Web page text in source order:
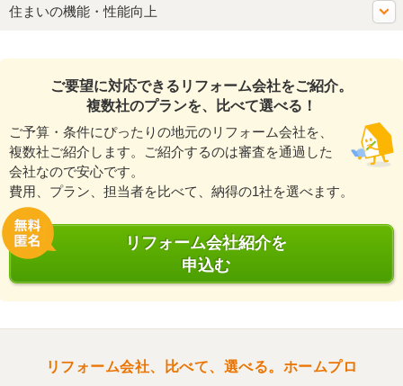
住まいの機能・性能向上
ご要望に対応できるリフォーム会社をご紹介。
複数社のプランを、比べて選べる！
ご予算・条件にぴったりの地元のリフォーム会社を、
複数社ご紹介します。ご紹介するのは審査を通過した
会社なので安心です。
費用、プラン、担当者を比べて、納得の1社を選べます。
リフォーム会社紹介を
申込む
リフォーム会社、比べて、選べる。ホームプロ